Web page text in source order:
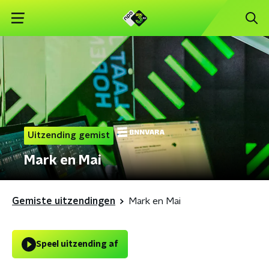
Uitzending gemist
Mark en Mai
Gemiste uitzendingen Mark en Mai
Speel uitzending af